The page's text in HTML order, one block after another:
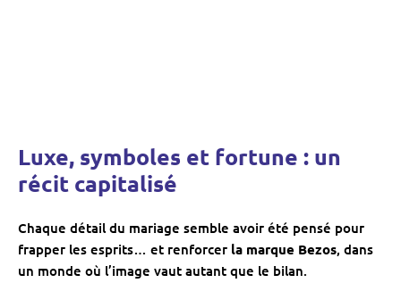
Luxe, symboles et fortune : un
récit capitalisé
Chaque détail du mariage semble avoir été pensé pour
frapper les esprits… et renforcer la marque Bezos, dans
un monde où l’image vaut autant que le bilan.